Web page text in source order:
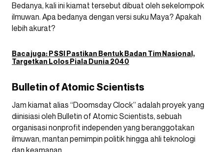
Bedanya, kali ini kiamat tersebut dibuat oleh sekelompok
ilmuwan. Apa bedanya dengan versi suku Maya? Apakah
lebih akurat?
Baca juga:PSSI Pastikan Bentuk Badan Tim Nasional,
Targetkan Lolos Piala Dunia 2040
Bulletin of Atomic Scientists
Jam kiamat alias “Doomsday Clock” adalah proyek yang
diinisiasi oleh Bulletin of Atomic Scientists, sebuah
organisasi nonprofit independen yang beranggotakan
ilmuwan, mantan pemimpin politik hingga ahli teknologi
dan keamanan.